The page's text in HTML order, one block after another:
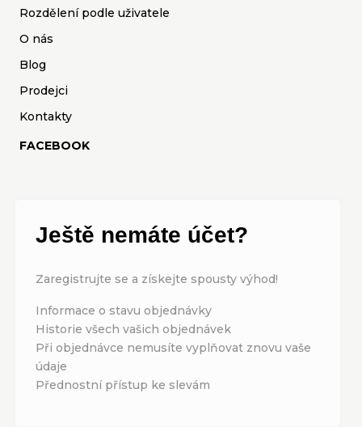
Rozdělení podle uživatele
O nás
Blog
Prodejci
Kontakty
FACEBOOK
Ještě nemáte účet?
Zaregistrujte se a získejte spousty výhod!
Informace o stavu objednávky
Historie všech vašich objednávek
Při objednávce nemusíte vyplňovat znovu vaše
údaje
Přednostní přístup ke slevám